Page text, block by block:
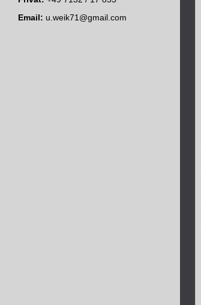
Email: u.weik71@gmail.com